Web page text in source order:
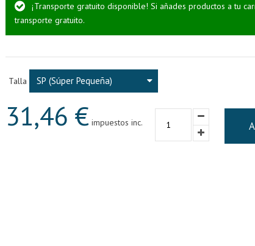
¡Transporte gratuito disponible! Si añades productos a tu
transporte gratuito.
Talla SP (Súper Pequeña)
31,46 €impuestos inc.